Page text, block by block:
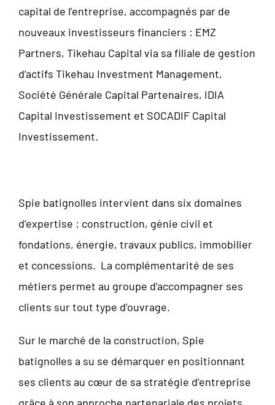
capital de l’entreprise, accompagnés par de
nouveaux investisseurs financiers : EMZ
Partners, Tikehau Capital via sa filiale de gestion
d’actifs Tikehau Investment Management,
Société Générale Capital Partenaires, IDIA
Capital Investissement et SOCADIF Capital
Investissement.
Spie batignolles intervient dans six domaines
d’expertise : construction, génie civil et
fondations, énergie, travaux publics, immobilier
et concessions. La complémentarité de ses
métiers permet au groupe d’accompagner ses
clients sur tout type d’ouvrage.
Sur le marché de la construction, Spie
batignolles a su se démarquer en positionnant
ses clients au cœur de sa stratégie d’entreprise